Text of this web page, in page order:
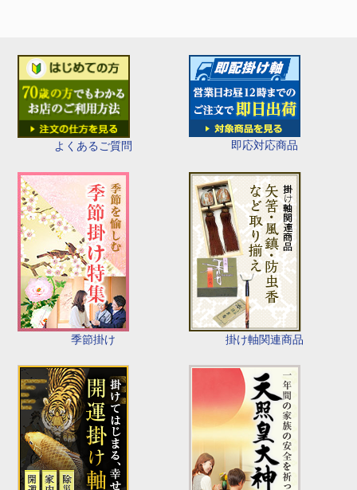
よくあるご質問 即応対応商品
季節掛け 掛け軸関連商品